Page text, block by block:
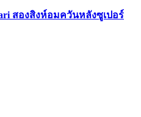
สองสิงห์อมควันหลังซูเปอร์